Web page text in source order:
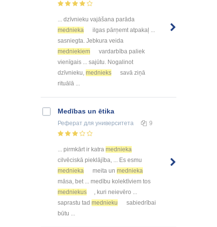
... dzīvnieku vajāšana parāda
mednieka
ilgas pārņemt atpakaļ ...
sasniegta. Jebkura veida
medniekiem
vardarbība paliek
vienīgais ... sajūtu. Nogalinot
dzīvnieku, mednieks
savā ziņā
rituālā ...
Medības un ētika
Реферат для университета 9
... pirmkārt ir katra mednieka
cilvēciskā pieklājība, ... Es esmu
mednieka
meita un mednieka
māsa, bet ... medību kolektīviem tos
medniekus
, kuri neievēro ...
saprastu tad mednieku
sabiedrībai
būtu ...